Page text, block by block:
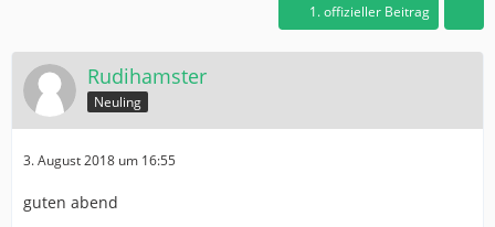
1. offizieller Beitrag
Rudihamster
Neuling
3. August 2018 um 16:55
guten abend